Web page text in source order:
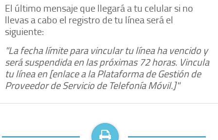
El último mensaje que llegará a tu celular si no
llevas a cabo el registro de tu línea será el
siguiente:
"La fecha límite para vincular tu línea ha vencido y
será suspendida en las próximas 72 horas. Vincula
tu línea en [enlace a la Plataforma de Gestión de
Proveedor de Servicio de Telefonía Móvil.]"